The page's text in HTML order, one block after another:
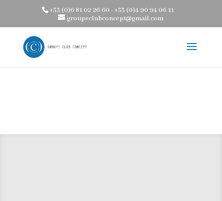
: Trying to access array offset on value of type bool in
/home/clients/aa67194af6bc89252865f9d87af5ca38/web/wp-
content/themes/groupe-club-concept-coaching-bien-etre-services-
personnalises-domicile-hotel/divi-children-engine/functions/divi-mod-
+33 (0)6 81 02 26 60 - +33 (0)4 90 94 06 11
groupeclubconcept@gmail.com